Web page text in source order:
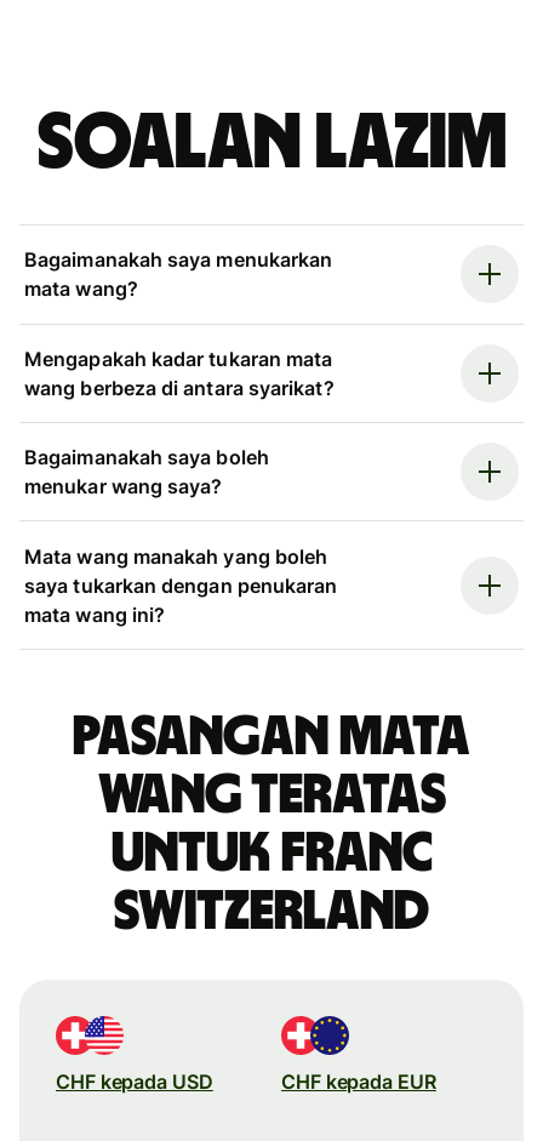
Soalan Lazim
Bagaimanakah saya menukarkan
mata wang?
Mengapakah kadar tukaran mata
wang berbeza di antara syarikat?
Bagaimanakah saya boleh
menukar wang saya?
Mata wang manakah yang boleh
saya tukarkan dengan penukaran
mata wang ini?
Pasangan mata
wang teratas
untuk franc
Switzerland
CHF kepada USD CHF kepada EUR